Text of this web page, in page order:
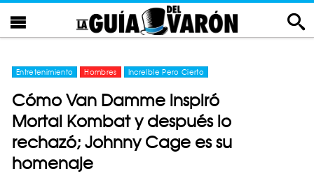
Entretenimiento Hombres Increíble Pero Cierto
Cómo Van Damme inspiró
Mortal Kombat y después lo
rechazó; Johnny Cage es su
homenaje